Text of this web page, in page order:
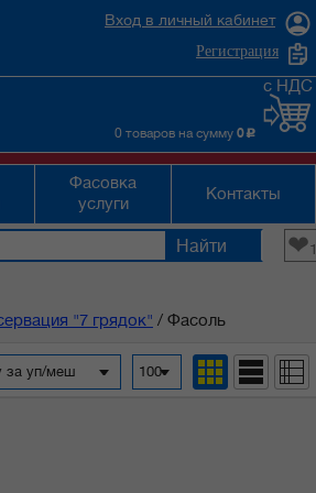
Вход в личный кабинет
Регистрация
0 товаров на сумму 0 c
с НДС
Фасовка
услуги
Контакты
❤1
"7 грядок" / Фасоль
100
за уп/меш